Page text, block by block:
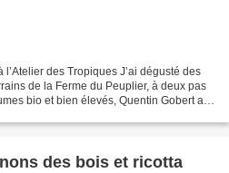
des Tropiques J’ai dégusté des
de la Ferme du Peuplier, à deux pas
bio et bien élevés, Quentin Gobert a
des bois et ricotta